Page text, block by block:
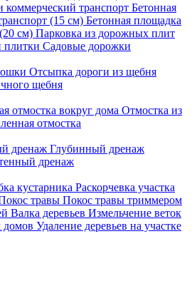
коммерческий транспорт Бетонная
(15 см) Бетонная площадка
см) Парковка из дорожных плит
плитки Садовые дорожки
Отсыпка дороги из щебня
щебня
отмостка вокруг дома Отмостка из
отмостка
дренаж Глубинный дренаж
дренаж
кустарника Раскорчевка участка
травы Покос травы триммером
Валка деревьев Измельчение веток
домов Удаление деревьев на участке